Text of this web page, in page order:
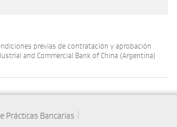
previas de contratación y aprobación
and Commercial Bank of China (Argentina)
Prácticas Bancarias